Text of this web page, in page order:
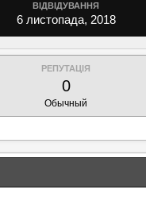
ВІДВІДУВАННЯ
6 листопада, 2018
РЕПУТАЦІЯ
0
Обычный